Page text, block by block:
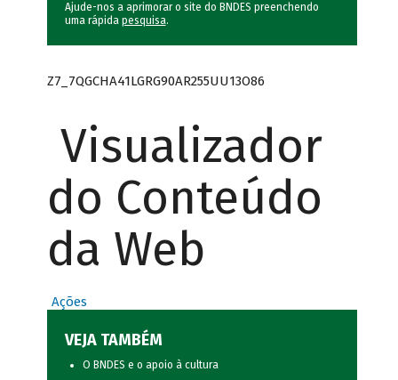
Ajude-nos a aprimorar o site do BNDES preenchendo
uma rápida pesquisa.
Z7_7QGCHA41LGRG90AR255UU13O86
Visualizador
do Conteúdo
da Web
Ações
VEJA TAMBÉM
O BNDES e o apoio à cultura